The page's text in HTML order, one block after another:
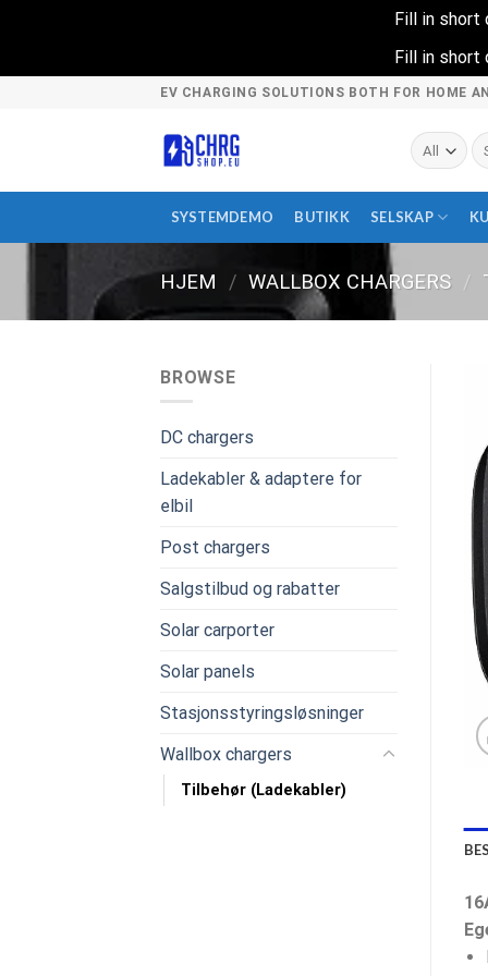
Fill in short
Fill in short
EV CHARGING SOLUTIONS BOTH FOR HOME
Søk
SYSTEMDEMO BUTIKK SELSKAP
HJEM / WALLBOX CHARGERS /
BROWSE
DC chargers
Ladekabler & adaptere for
elbil
Post chargers
Salgstilbud og rabatter
Solar carporter
Solar panels
Stasjonsstyringsløsninger
Wallbox chargers
Tilbehør (Ladekabler)